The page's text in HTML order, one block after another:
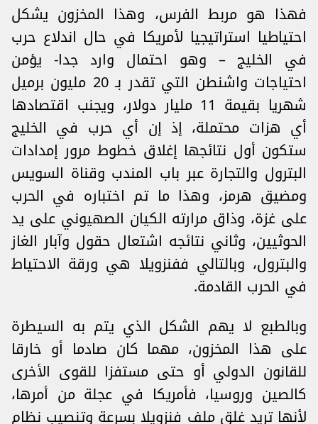
فهذا هو مربط الفرس، وهذا المخزون يشكل
احتياطيا استراتيجيا لأمريكا في حال اندلاع حرب
في الخليج – وهو احتمال وارد جدا- يؤمن
احتياجات واشنطن التي تقدر بـ 20 مليون برميل
شهريا بقيمة 11 مليار دولار، ويجنب اقتصادها
أي هزات محتملة، إذ إن أي حرب في الخليج
ستكون أول نتائجها إغلاق خطوط مرور إمدادات
البترول والتجارة عبر باب المندب وقناة السويس
ومضيق هرمز، وهذا ما تم اختباره في الحرب
على غزة، وذاق مرارته الكيان الصهيوني على يد
الحوثيين، وثاني نتائجه اشتعال حقول وآبار الغاز
والبترول، وبالتالي ففنزويلا هي ورقة الاحتياط
في الحرب القادمة.
وبالطبع لا يهم الشكل الذي يتم به السيطرة
على هذا المخزون، مهما كان صادما أو خارقا
للقانون الدولي أو حتى مستفزا للقوى الأخرى
كالصين وروسيا، فأمريكا في عجلة من أمرها،
لأنها تريد غلق ملف فنزويلا بسرعة وتنصيب نظام